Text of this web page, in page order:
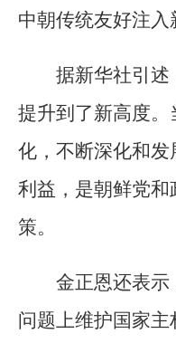
中朝传统友好注入
据新华社引述
提升到了新高度
化，不断深化和发
利益，是朝鲜党
策。
金正恩还表示
问题上维护国家